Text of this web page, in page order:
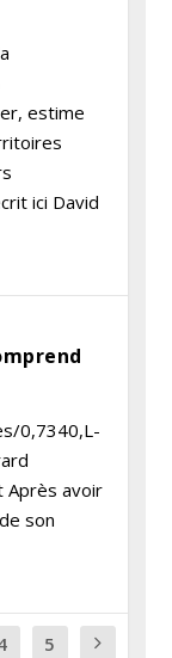
estime
ici David
0,7340,L-
Après avoir
son
5